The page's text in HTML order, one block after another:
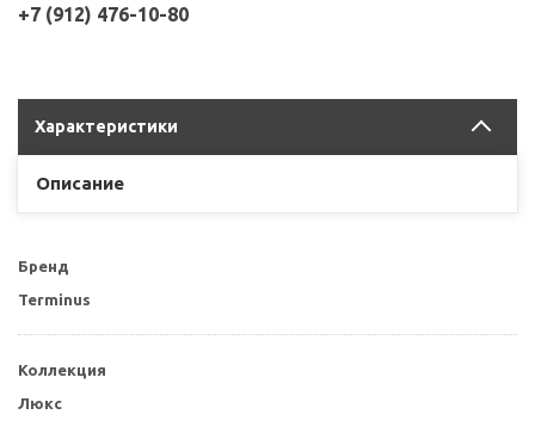
+7 (912) 476-10-80
Характеристики
Описание
Бренд
Terminus
Коллекция
Люкс